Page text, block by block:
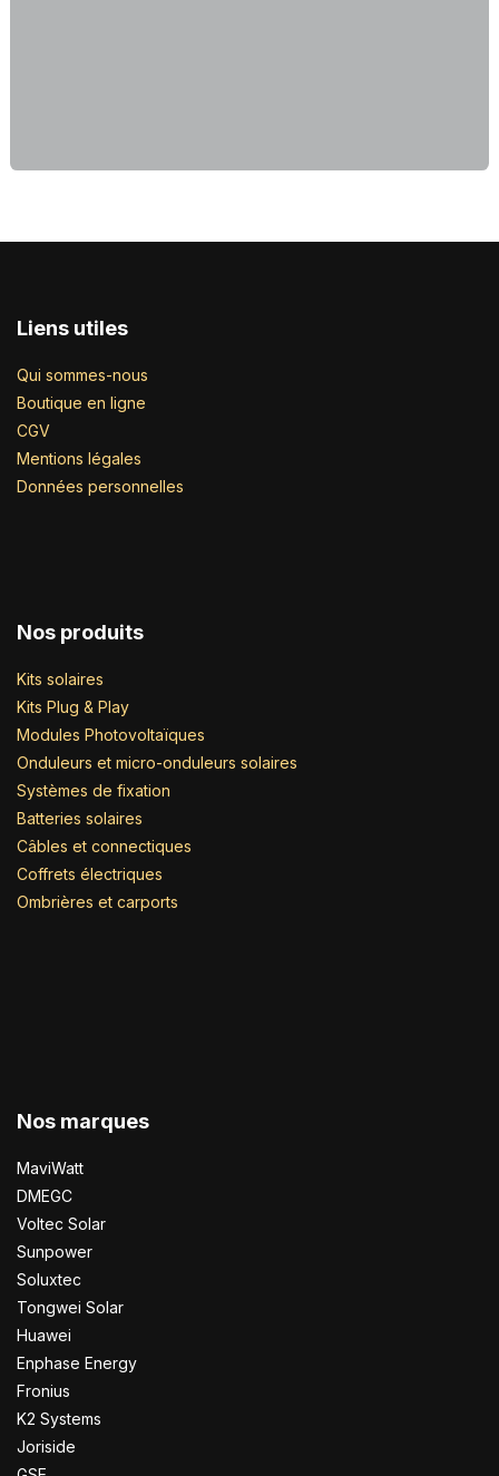
Liens utiles
Qui sommes-nous
Boutique en ligne
CGV
Mentions légales
Données personnelles
Nos produits
Kits solaires
Kits Plug & Play
Modules Photovoltaïques
Onduleurs et micro-onduleurs solaires
Systèmes de fixation
Batteries solaires
Câbles et connectiques
Coffrets électriques
Ombrières et carports
Nos marques
MaviWatt
DMEGC
Voltec Solar
Sunpower
Soluxtec
Tongwei Solar
Huawei
Enphase Energy
Fronius
K2 Systems
Joriside